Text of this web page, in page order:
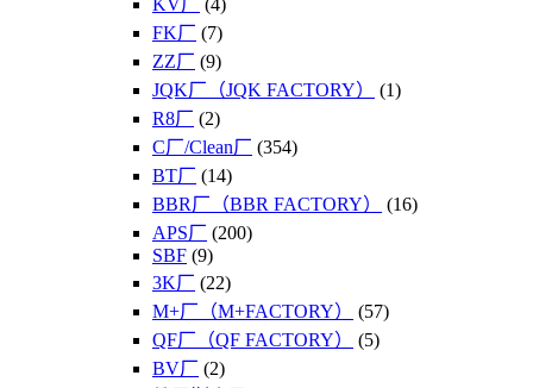
KV厂 (4)
FK厂 (7)
ZZ厂 (9)
JQK厂（JQK FACTORY）
(1)
R8厂 (2)
C厂/Clean厂 (354)
BT厂 (14)
BBR厂（BBR FACTORY）
(16)
APS厂 (200)
SBF (9)
3K厂 (22)
M+厂（M+FACTORY）
(57)
QF厂（QF FACTORY）
(5)
BV厂 (2)